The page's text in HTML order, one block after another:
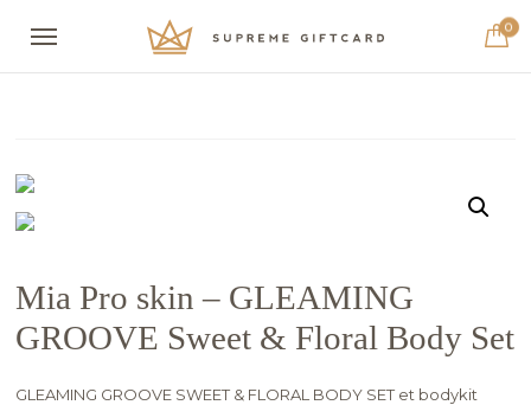
0
Mia Pro skin – GLEAMING
GROOVE Sweet & Floral Body Set
GLEAMING GROOVE SWEET & FLORAL BODY SET et bodykit